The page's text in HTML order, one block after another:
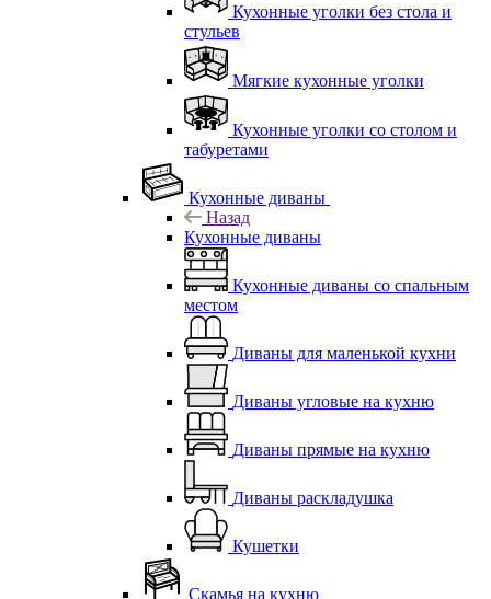
Кухонные уголки без стола и
стульев
Мягкие кухонные уголки
Кухонные уголки со столом и
табуретами
Кухонные диваны
Назад
Кухонные диваны
Кухонные диваны со спальным
местом
Диваны для маленькой кухни
Диваны угловые на кухню
Диваны прямые на кухню
Диваны раскладушка
Кушетки
Скамья на кухню